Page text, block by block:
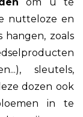
nutteloze en
hangen, zoals
sleutels,
dozen ook
in te